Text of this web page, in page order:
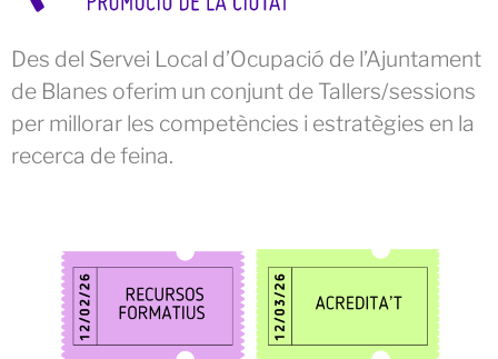
Des del Servei Local d’Ocupació de l’Ajuntament
de Blanes oferim un conjunt de Tallers/sessions
per millorar les competències i estratègies en la
recerca de feina.